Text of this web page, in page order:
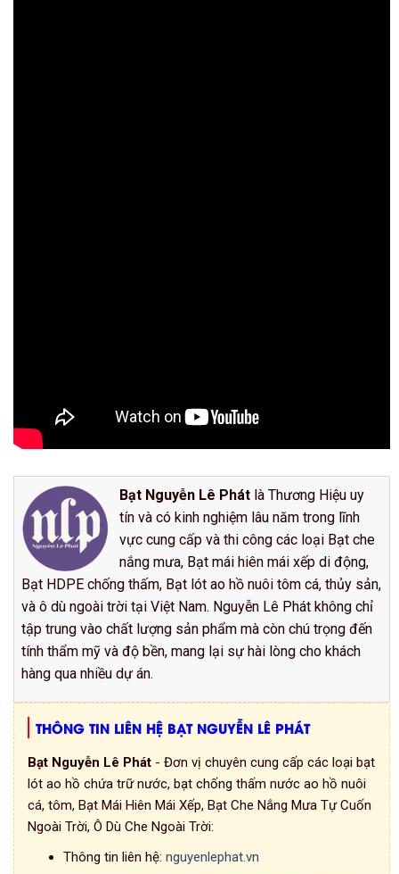
Bạt Nguyễn Lê Phát là Thương Hiệu uy
tín và có kinh nghiệm lâu năm trong lĩnh
vực cung cấp và thi công các loại Bạt che
nắng mưa, Bạt mái hiên mái xếp di động,
Bạt HDPE chống thấm, Bạt lót ao hồ nuôi tôm cá, thủy sản,
và ô dù ngoài trời tại Việt Nam. Nguyễn Lê Phát không chỉ
tập trung vào chất lượng sản phẩm mà còn chú trọng đến
tính thẩm mỹ và độ bền, mang lại sự hài lòng cho khách
hàng qua nhiều dự án.
THÔNG TIN LIÊN HỆ BẠT NGUYỄN LÊ PHÁT
Bạt Nguyễn Lê Phát - Đơn vị chuyên cung cấp các loại bạt
lót ao hồ chứa trữ nước, bạt chống thấm nước ao hồ nuôi
cá, tôm, Bạt Mái Hiên Mái Xếp, Bạt Che Nắng Mưa Tự Cuốn
Ngoài Trời, Ô Dù Che Ngoài Trời:
Thông tin liên hệ: nguyenlephat.vn